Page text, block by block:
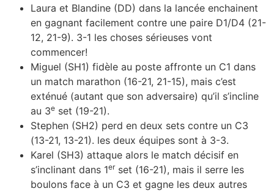
Laura et Blandine (DD) dans la lancée enchainent
en gagnant facilement contre une paire D1/D4 (21-
12, 21-9). 3-1 les choses sérieuses vont
commencer!
Miguel (SH1) fidèle au poste affronte un C1 dans
un match marathon (16-21, 21-15), mais c’est
exténué (autant que son adversaire) qu’il s’incline
au 3e set (19-21).
Stephen (SH2) perd en deux sets contre un C3
(13-21, 13-21). les deux équipes sont à 3-3.
Karel (SH3) attaque alors le match décisif en
s’inclinant dans 1erset (16-21), mais il serre les
boulons face à un C3 et gagne les deux autres